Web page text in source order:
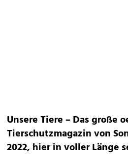
Unsere Tiere – Das große
Tierschutzmagazin von
2022, hierin voller Länge